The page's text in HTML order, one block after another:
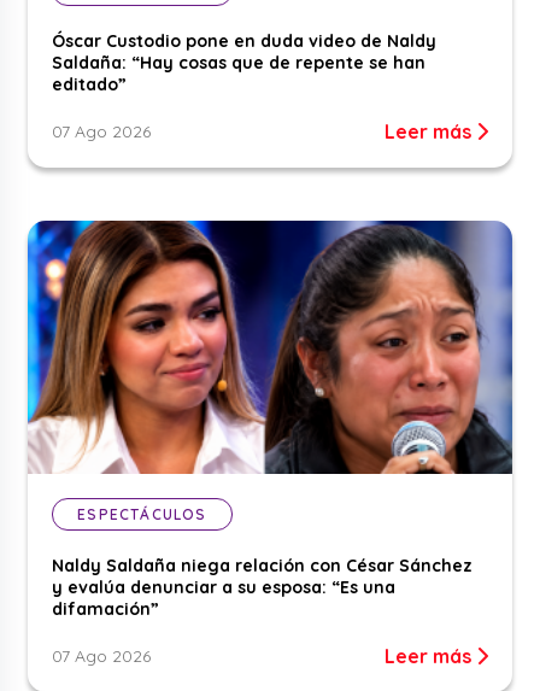
Óscar Custodio pone en duda video de Naldy
Saldaña: “Hay cosas que de repente se han
editado”
07 Ago 2026 Leer más
ESPECTÁCULOS
Naldy Saldaña niega relación con César Sánchez
y evalúa denunciar a su esposa: “Es una
difamación”
07 Ago 2026 Leer más